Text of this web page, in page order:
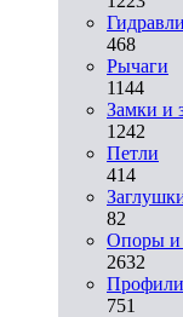
468
Рычаги
1144
Замки и
1242
Петли
414
82
Опоры и
2632
Профили
751